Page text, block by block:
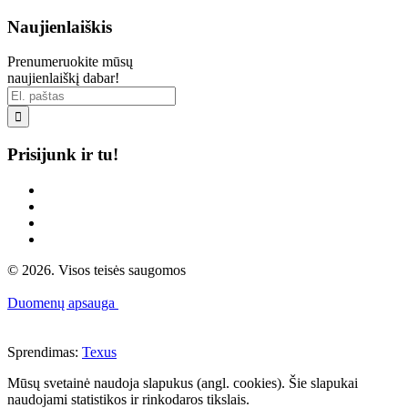
Naujienlaiškis
Prenumeruokite mūsų
naujienlaiškį dabar!

Prisijunk ir tu!
© 2026. Visos teisės saugomos
Duomenų apsauga
Sprendimas: Texus
Mūsų svetainė naudoja slapukus (angl. cookies). Šie slapukai
naudojami statistikos ir rinkodaros tikslais.